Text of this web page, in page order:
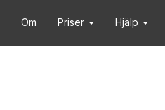
Om Priser Hjälp